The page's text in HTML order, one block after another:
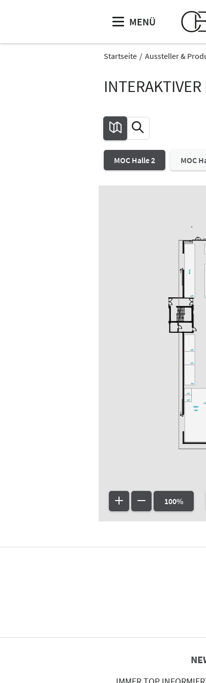
MENÜ
Startseite Aussteller &
MOC Halle 2 MOC
A01
GREEN
AREA
A25
Bistro
A07
A11
A13
A15
A05
100%